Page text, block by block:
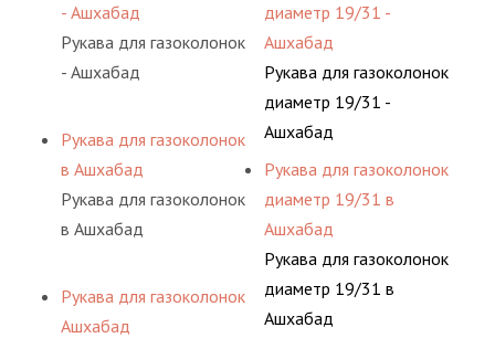
- Ашхабад
Рукава для газоколонок
- Ашхабад
Рукава для газоколонок
в Ашхабад
Рукава для газоколонок
в Ашхабад
Рукава для газоколонок
Ашхабад
диаметр 19/31 -
Ашхабад
Рукава для газоколонок
диаметр 19/31 -
Ашхабад
Рукава для газоколонок
диаметр 19/31 в
Ашхабад
Рукава для газоколонок
диаметр 19/31 в
Ашхабад